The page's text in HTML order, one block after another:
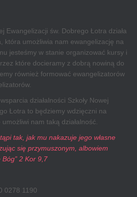
Ewangelizacji św. Dobrego Łotra działa
która umożliwia nam ewangelizację na
jesteśmy w stanie organizować kursy i
które docieramy z dobrą nowiną do
również formować ewangelizatorów
działalności Szkoły Nowej
Łotra to będziemy wdzięczni na
nam taką działalność.
tak, jak mu nakazuje jego własne
się przymuszonym, albowiem
Bóg” 2 Kor 9,7
0278 1190